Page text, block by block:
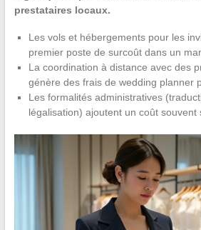
prestataires locaux.
Les vols et hébergements pour les
premier poste de surcoût dans un
La coordination à distance avec des
génère des frais de wedding planner
Les formalités administratives
légalisation) ajoutent un coût souvent